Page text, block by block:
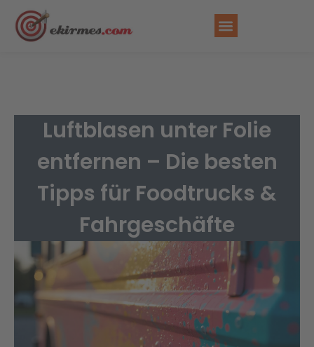
Luftblasen unter Folie
entfernen – Die besten
Tipps für Foodtrucks &
Fahrgeschäfte